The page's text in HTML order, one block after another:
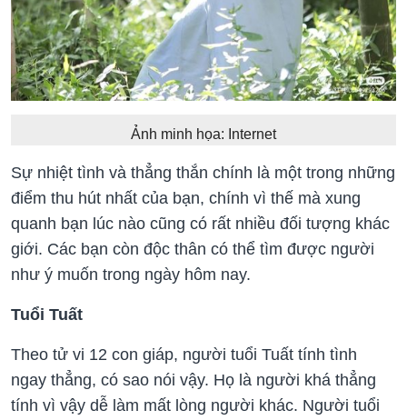
Ảnh minh họa: Internet
Sự nhiệt tình và thẳng thắn chính là một trong những
điểm thu hút nhất của bạn, chính vì thế mà xung
quanh bạn lúc nào cũng có rất nhiều đối tượng khác
giới. Các bạn còn độc thân có thể tìm được người
như ý muốn trong ngày hôm nay.
Tuổi Tuất
Theo tử vi 12 con giáp, người tuổi Tuất tính tình
ngay thẳng, có sao nói vậy. Họ là người khá thẳng
tính vì vậy dễ làm mất lòng người khác. Người tuổi